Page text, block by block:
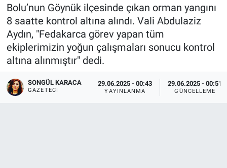
Bolu’nun Göynük ilçesinde çıkan orman yangını
8 saatte kontrol altına alındı. Vali Abdulaziz
Aydın, "Fedakarca görev yapan tüm
ekiplerimizin yoğun çalışmaları sonucu kontrol
altına alınmıştır" dedi.
SONGÜL KARACA
GAZETECI
29.06.2025 - 00:43
YAYINLANMA
29.06.2025 - 00:51
GÜNCELLEME
Tüm Manşetler
Son Dakika Haberleri